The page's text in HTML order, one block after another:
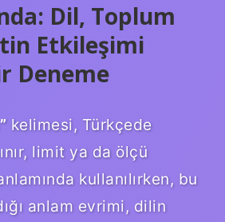
Dil, Toplum
Etkileşimi
Deneme
kelimesi, Türkçede
limit ya da ölçü
kullanılırken, bu
anlam evrimi, dilin